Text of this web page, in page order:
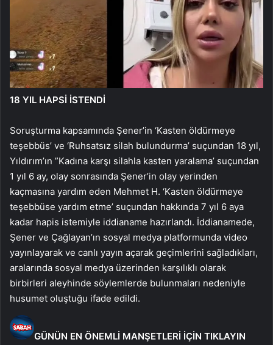
18 YIL HAPSİ İSTENDİ
Soruşturma kapsamında Şener’in ‘Kasten öldürmeye
teşebbüs’ ve ‘Ruhsatsız silah bulundurma’ suçundan 18 yıl,
Yıldırım’ın ”Kadına karşı silahla kasten yaralama’ suçundan
1 yıl 6 ay, olay sonrasında Şener’in olay yerinden
kaçmasına yardım eden Mehmet H. ‘Kasten öldürmeye
teşebbüse yardım etme’ suçundan hakkında 7 yıl 6 aya
kadar hapis istemiyle iddianame hazırlandı. İddianamede,
Şener ve Çağlayan’ın sosyal medya platformunda video
yayınlayarak ve canlı yayın açarak geçimlerini sağladıkları,
aralarında sosyal medya üzerinden karşılıklı olarak
birbirleri aleyhinde söylemlerde bulunmaları nedeniyle
husumet oluştuğu ifade edildi.
GÜNÜN EN ÖNEMLİ MANŞETLERİ İÇİN TIKLAYIN